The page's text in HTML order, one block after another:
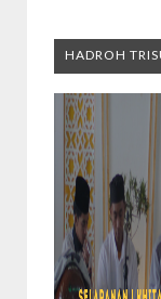
HADROH